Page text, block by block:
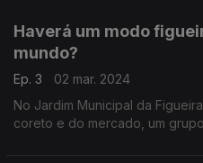
Haverá um modo
mundo?
Ep. 3
02 mar. 2024
No Jardim Municipal da
coreto e do mercado, um